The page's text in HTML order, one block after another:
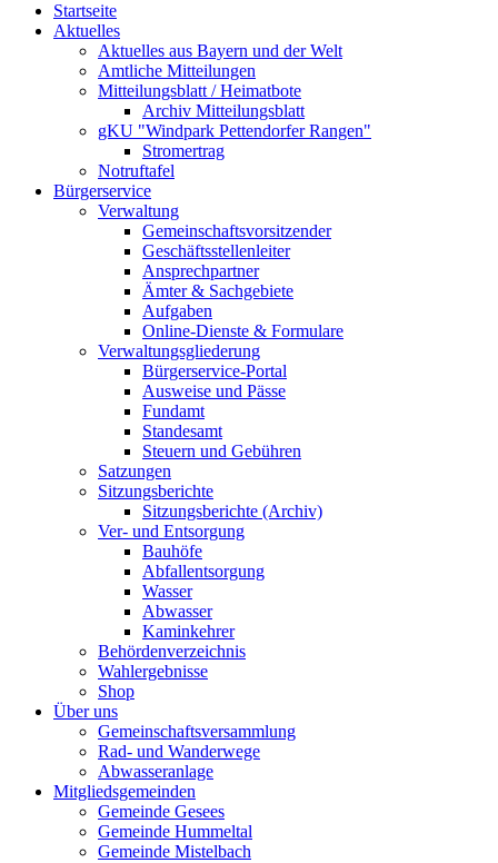
Startseite
Aktuelles
Aktuelles aus Bayern und der Welt
Amtliche Mitteilungen
Mitteilungsblatt / Heimatbote
Archiv Mitteilungsblatt
gKU "Windpark Pettendorfer Rangen"
Stromertrag
Notruftafel
Bürgerservice
Verwaltung
Gemeinschaftsvorsitzender
Geschäftsstellenleiter
Ansprechpartner
Ämter & Sachgebiete
Aufgaben
Online-Dienste & Formulare
Verwaltungsgliederung
Bürgerservice-Portal
Ausweise und Pässe
Fundamt
Standesamt
Steuern und Gebühren
Satzungen
Sitzungsberichte
Sitzungsberichte (Archiv)
Ver- und Entsorgung
Bauhöfe
Abfallentsorgung
Wasser
Abwasser
Kaminkehrer
Behördenverzeichnis
Wahlergebnisse
Shop
Über uns
Gemeinschaftsversammlung
Rad- und Wanderwege
Abwasseranlage
Mitgliedsgemeinden
Gemeinde Gesees
Gemeinde Hummeltal
Gemeinde Mistelbach